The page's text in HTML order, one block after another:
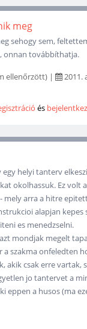
meg
sehogy sem,
onnan továbbíthatja.
ellenőrzött) | 2011.
és
egy helyi tanterv
okolhassuk. Ez volt
mely arra a hitre
alapjan kepes
es menedzselni.
mondjak megelt
a szakma onfeledten
akik csak erre vartak,
jo tantervet a
eppen a husos (ma